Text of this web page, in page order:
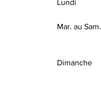
Lundi
Mar. au Sam.
Dimanche